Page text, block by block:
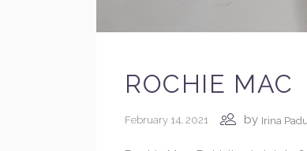
ROCHIE MAC
February 14, 2021 by Irina